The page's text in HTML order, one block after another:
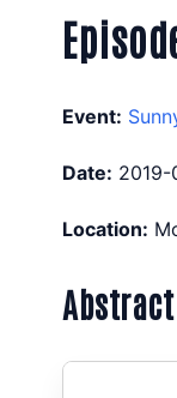
Event:
Date:
Location:
Abstract